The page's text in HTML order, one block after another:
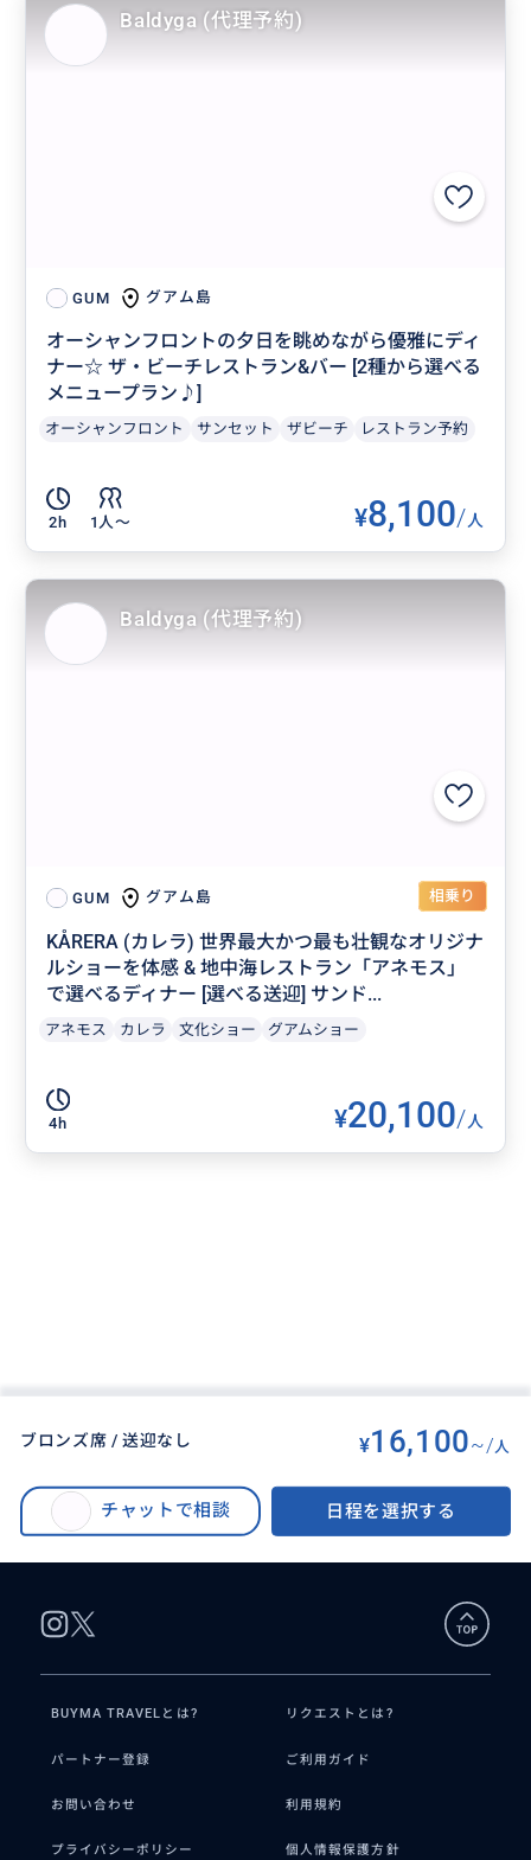
GUM グアム島
オーシャンフロントの夕日を眺めながら優雅にディ
ナー☆ ザ・ビーチレストラン&バー [2種から選べる
メニュープラン♪]
オーシャンフロント サンセット ザビーチ レストラン予約
2h 1人〜 ¥8,100/人
Baldyga (代理予約)
GUM グアム島 相乗り
KÅRERA (カレラ) 世界最大かつ最も壮観なオリジナ
ルショーを体感 & 地中海レストラン「アネモス」
で選べるディナー [選べる送迎] サンド...
アネモス カレラ 文化ショー グアムショー
4h ¥20,100/人
Baldyga (代理予約)
ブロンズ席 / 送迎なし ¥16,100~/ 人
チャットで相談 日程を選択する
KÅRERA (カレラ) 世界最大かつ最も壮観なオリジナルショーを体感 [選べる
送迎/ ショーのみプラン] サンドキャッスル グアム
BUYMA TRAVELとは? リクエストとは?
パートナー登録 ご利用ガイド
お問い合わせ 利用規約
プライバシーポリシー 個人情報保護方針